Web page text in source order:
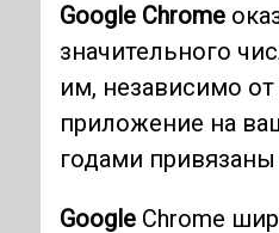
Google Chrome
значительного
им, независимо
приложение на
годами
GoogleChrome